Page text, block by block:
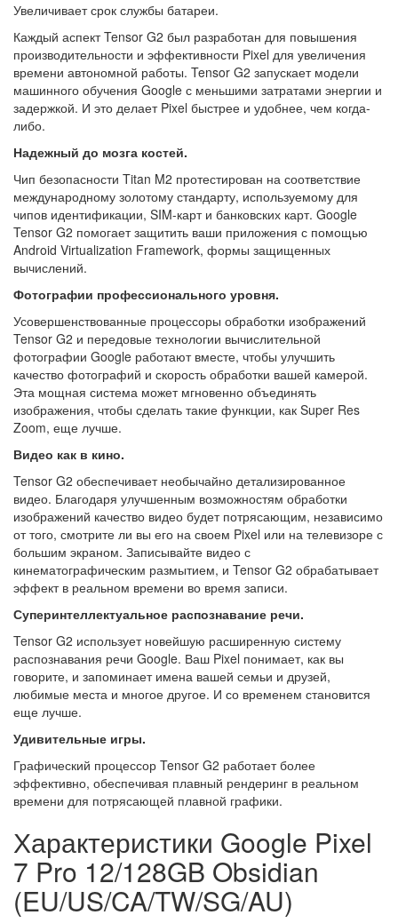
Увеличивает срок службы батареи.
Каждый аспект Tensor G2 был разработан для повышения
производительности и эффективности Pixel для увеличения
времени автономной работы. Tensor G2 запускает модели
машинного обучения Google с меньшими затратами энергии и
задержкой. И это делает Pixel быстрее и удобнее, чем когда-
либо.
Надежный до мозга костей.
Чип безопасности Titan M2 протестирован на соответствие
международному золотому стандарту, используемому для
чипов идентификации, SIM-карт и банковских карт. Google
Tensor G2 помогает защитить ваши приложения с помощью
Android Virtualization Framework, формы защищенных
вычислений.
Фотографии профессионального уровня.
Усовершенствованные процессоры обработки изображений
Tensor G2 и передовые технологии вычислительной
фотографии Google работают вместе, чтобы улучшить
качество фотографий и скорость обработки вашей камерой.
Эта мощная система может мгновенно объединять
изображения, чтобы сделать такие функции, как Super Res
Zoom, еще лучше.
Видео как в кино.
Tensor G2 обеспечивает необычайно детализированное
видео. Благодаря улучшенным возможностям обработки
изображений качество видео будет потрясающим, независимо
от того, смотрите ли вы его на своем Pixel или на телевизоре с
большим экраном. Записывайте видео с
кинематографическим размытием, и Tensor G2 обрабатывает
эффект в реальном времени во время записи.
Суперинтеллектуальное распознавание речи.
Tensor G2 использует новейшую расширенную систему
распознавания речи Google. Ваш Pixel понимает, как вы
говорите, и запоминает имена вашей семьи и друзей,
любимые места и многое другое. И со временем становится
еще лучше.
Удивительные игры.
Графический процессор Tensor G2 работает более
эффективно, обеспечивая плавный рендеринг в реальном
времени для потрясающей плавной графики.
Характеристики Google Pixel
7 Pro 12/128GB Obsidian
(EU/US/CA/TW/SG/AU)